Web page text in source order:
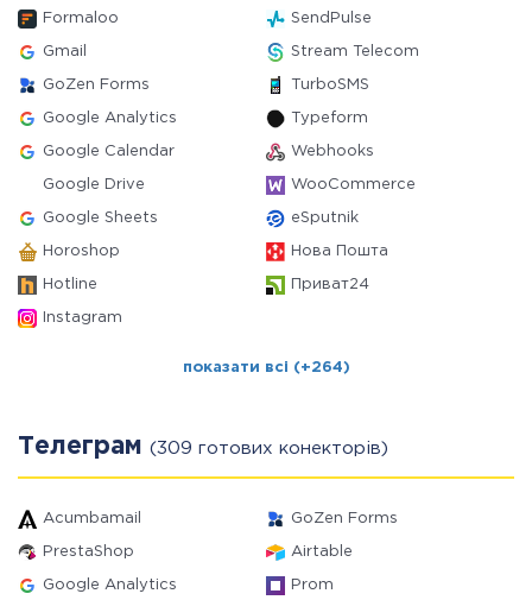
Formaloo SendPulse
Gmail Stream Telecom
GoZen Forms TurboSMS
Google Analytics Typeform
Google Calendar Webhooks
Google Drive WooCommerce
Google Sheets eSputnik
Horoshop Нова Пошта
Hotline Приват24
Instagram
показати всі (+264)
Телеграм (309 готових конекторів)
Acumbamail GoZen Forms
PrestaShop Airtable
Google Analytics Prom